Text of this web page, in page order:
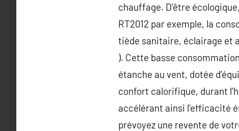
chauffage. D’être
RT2012 par exemple, la
tiède sanitaire, éclairage et
). Cette basse
étanche au vent, dotée
confort calorifique, durant
accélérant ainsi l’efficacité
prévoyez une revente de